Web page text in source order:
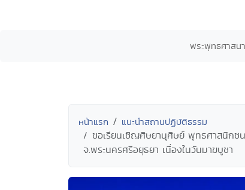
พระพุทธศาสนา
หน้าแรก แนะนำสถานปฏิบัติธรรม
ขอเรียนเชิญศิษยานุศิษย์ พุทธศาสนิกช
จ.พระนครศรีอยุธยา เนื่องในวันมาฆบูชา